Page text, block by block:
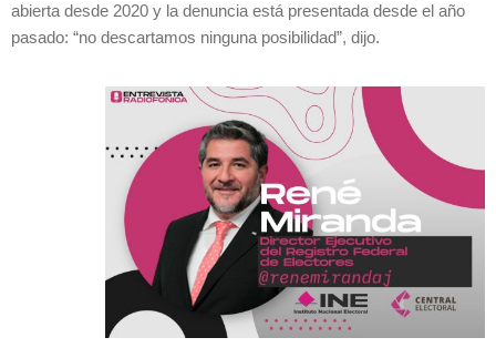
abierta desde 2020 y la denuncia está presentada desde el año
pasado: “no descartamos ninguna posibilidad”, dijo.